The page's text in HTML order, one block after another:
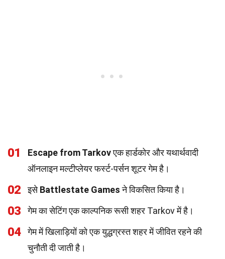
01 Escape from Tarkovएक हार्डकोर और यथार्थवादी
ऑनलाइन मल्टीप्लेयर फर्स्ट-पर्सन शूटर गेम है।
02 इसेBattlestate Gamesने विकसित किया है।
03 गेम का सेटिंग एक काल्पनिक रूसी शहर Tarkov में है।
04
गेम में खिलाड़ियों को एक युद्धग्रस्त शहर में जीवित रहने की
चुनौती दी जाती है।